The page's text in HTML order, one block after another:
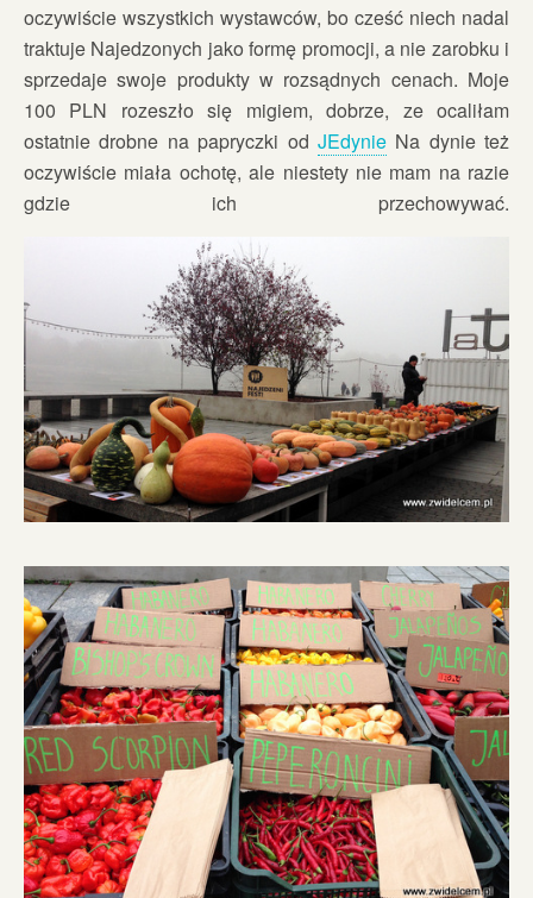
oczywiście wszystkich wystawców, bo cześć niech nadal
traktuje Najedzonych jako formę promocji, a nie zarobku i
sprzedaje swoje produkty w rozsądnych cenach. Moje
100 PLN rozeszło się migiem, dobrze, ze ocaliłam
ostatnie drobne na papryczki od JEdynieNa dynie też
oczywiście miała ochotę, ale niestety nie mam na razie
gdzie ich przechowywać.